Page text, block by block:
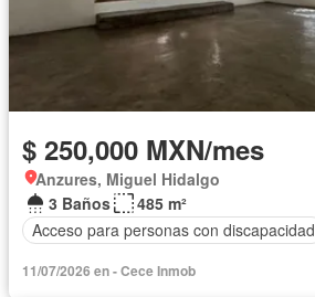
$ 250,000 MXN/mes
Anzures, Miguel Hidalgo
3 Baños
485 m²
Acceso para personas con discapacidad
11/07/2026 en - Cece Inmob